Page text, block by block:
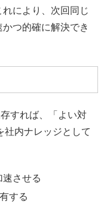
により、次回同じ
つ的確に解決でき
すれば、「よい対
社内ナレッジとして
させる
する